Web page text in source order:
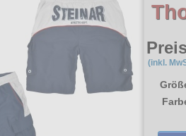
(inkl.